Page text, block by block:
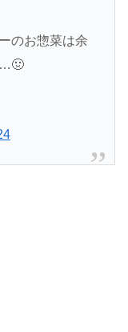
のお惣菜は余
…🤢